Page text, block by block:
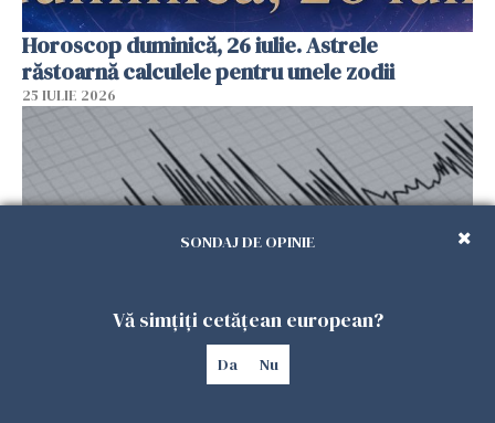
Horoscop duminică, 26 iulie. Astrele
răstoarnă calculele pentru unele zodii
25 IULIE 2026
Cutremur în Italia, resimțit în mai multe
SONDAJ DE OPINIE
Vă simțiți cetățean european?
Da Nu